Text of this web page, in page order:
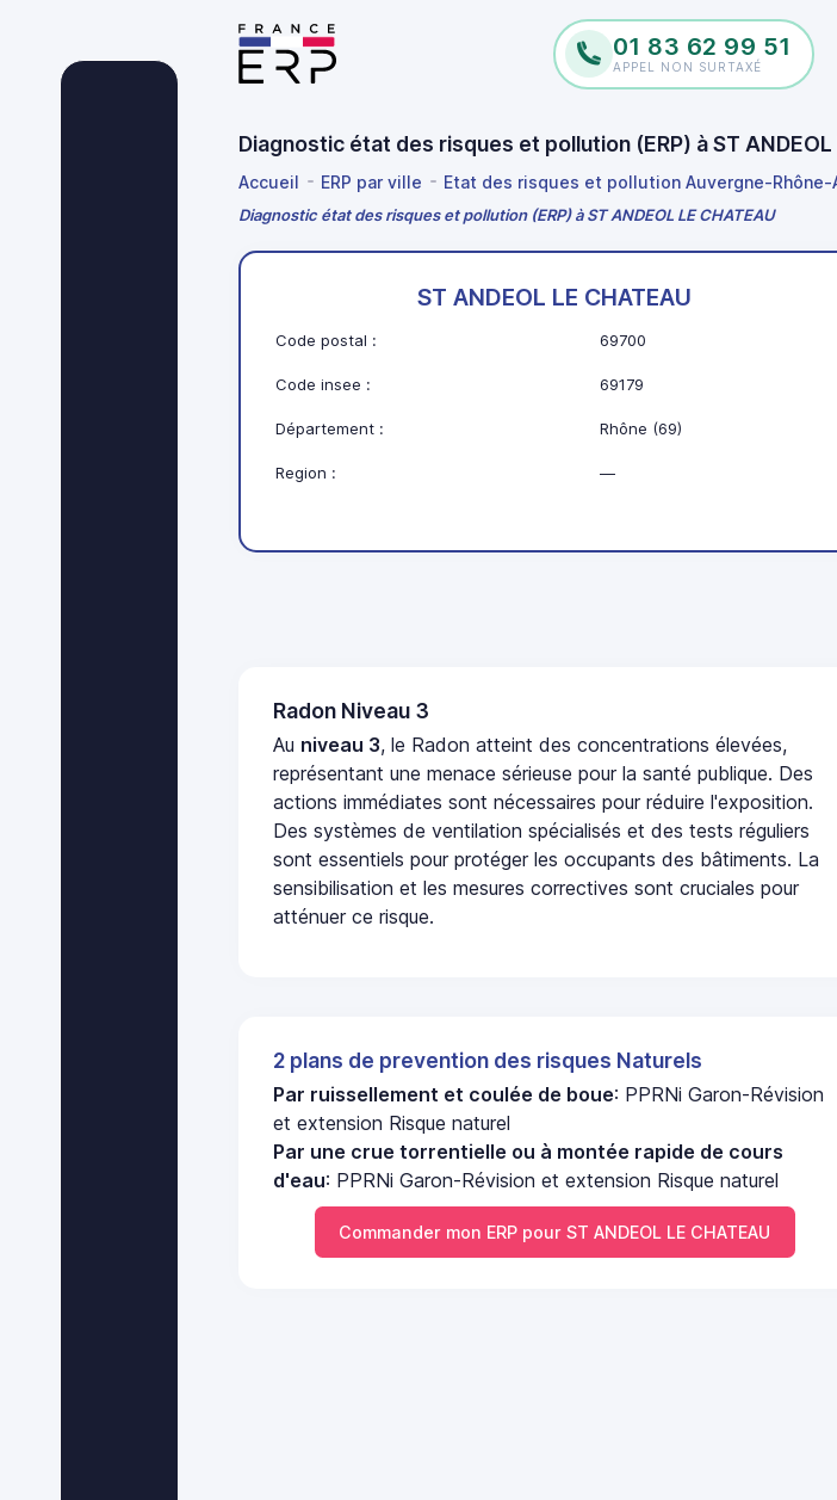
01 83 62 99 51
APPEL NON SURTAXÉ
Diagnostic état des risques et pollution (ERP) à ST ANDEOL
Accueil ERP par ville Etat des risques et pollution Auvergne-Rhône-
Diagnostic état des risques et pollution (ERP) à ST ANDEOL LE CHATEAU
ST ANDEOL LE CHATEAU
Code postal : 69700
Code insee : 69179
Département : Rhône (69)
Region : —
Radon Niveau 3
Au niveau 3, le Radon atteint des concentrations élevées,
représentant une menace sérieuse pour la santé publique. Des
actions immédiates sont nécessaires pour réduire l'exposition.
Des systèmes de ventilation spécialisés et des tests réguliers
sont essentiels pour protéger les occupants des bâtiments. La
sensibilisation et les mesures correctives sont cruciales pour
atténuer ce risque.
2 plans de prevention des risques Naturels
Par ruissellement et coulée de boue: PPRNi Garon-Révision
et extension Risque naturel
Par une crue torrentielle ou à montée rapide de cours
d'eau: PPRNi Garon-Révision et extension Risque naturel
Commander mon ERP pour ST ANDEOL LE CHATEAU